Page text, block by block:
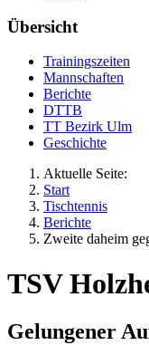
Übersicht
Trainingszeiten
Mannschaften
Berichte
DTTB
TT Bezirk Ulm
Geschichte
Aktuelle Seite:
Start
Tischtennis
Berichte
Zweite daheim
TSV
Gelungener